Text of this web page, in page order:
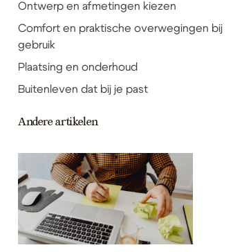
Ontwerp en afmetingen kiezen
Comfort en praktische overwegingen bij
gebruik
Plaatsing en onderhoud
Buitenleven dat bij je past
Andere artikelen